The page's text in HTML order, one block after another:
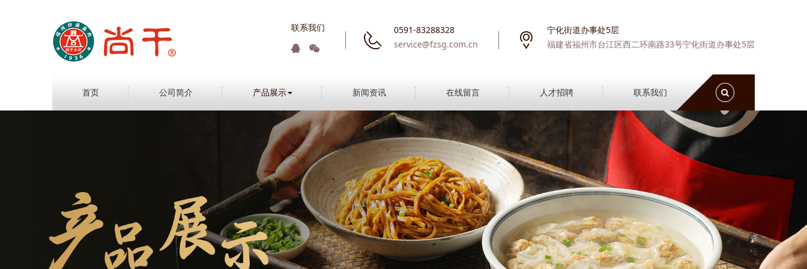
联系我们
0591-83288328
service@fzsg.com.cn
宁化街道办事处5层
福建省福州市台江区西二环南路33号宁化街道办事处5层
Toggle
Search
首页 公司简介 产品展示 新闻资讯 在线留言 人才招聘 联系我们